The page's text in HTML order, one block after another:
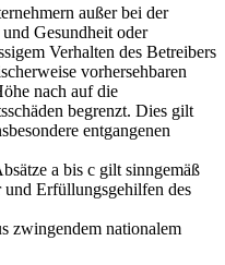
außer bei der
Gesundheit oder
Verhalten des Betreibers
vorhersehbaren
nach auf die
begrenzt. Dies gilt
entgangenen
a bis c gilt sinngemäß
und Erfüllungsgehilfen des
zwingendem nationalem